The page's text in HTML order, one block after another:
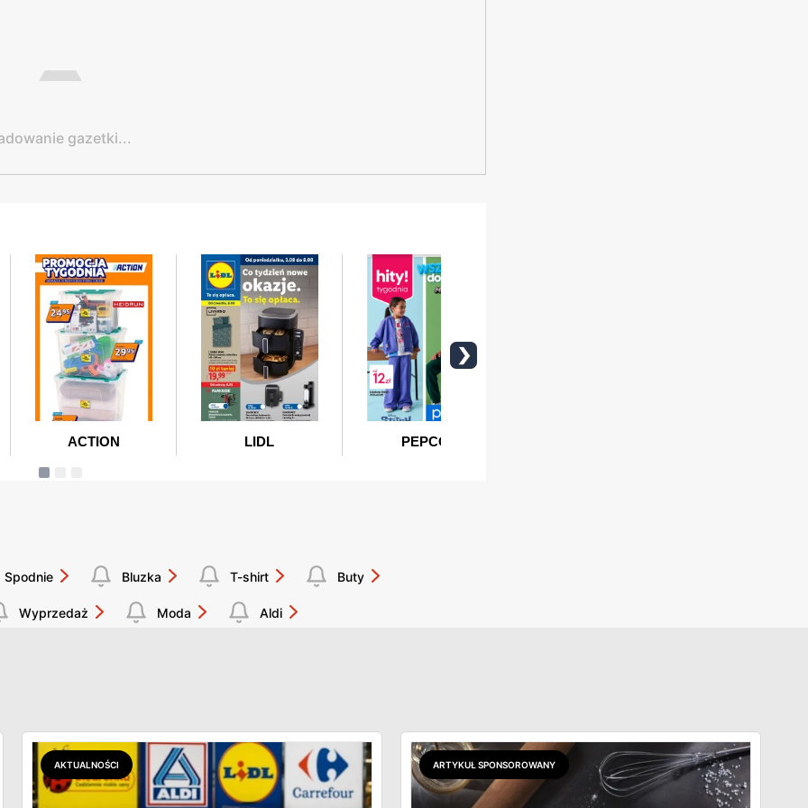
gazetki...
Spodnie Bluzka T-shirt Buty
Wyprzedaż Moda Aldi
AKTUALNOŚCI ARTYKUŁ SPONSOROWANY